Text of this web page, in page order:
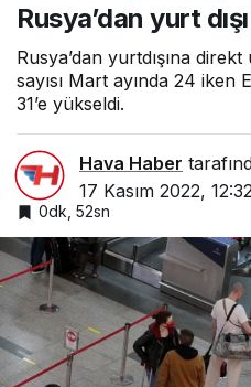
Rusya’dan yurt
Rusya’dan yurtdışına
sayısı Mart ayında 24 iken
31’e yükseldi.
Hava Haber
17 Kasım 2022, 12:32
0dk, 52sn